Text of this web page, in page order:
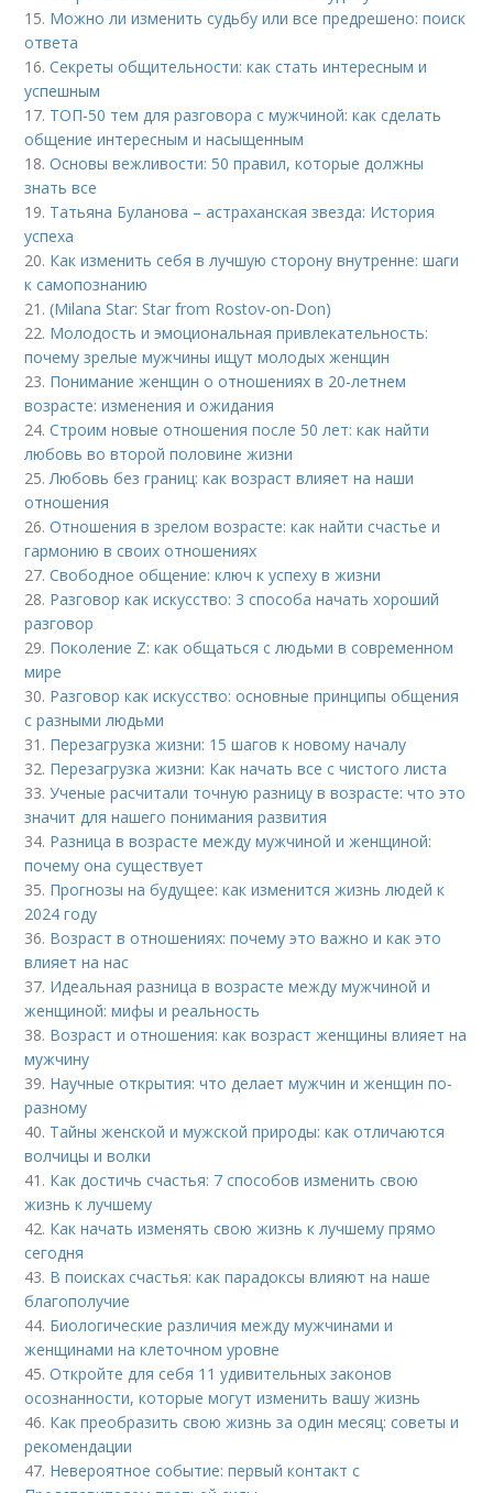
15. Можно ли изменить судьбу или все предрешено: поиск
ответа
16.Секреты общительности: как стать интересным и
успешным
17. ТОП-50 тем для разговора с мужчиной: как сделать
общение интересным и насыщенным
18.Основы вежливости: 50 правил, которые должны
знать все
19. Татьяна Буланова – астраханская звезда: История
успеха
20. Как изменить себя в лучшую сторону внутренне: шаги
к самопознанию
21.(Milana Star: Star from Rostov-on-Don)
22. Молодость и эмоциональная привлекательность:
почему зрелые мужчины ищут молодых женщин
23. Понимание женщин о отношениях в 20-летнем
возрасте: изменения и ожидания
24.Строим новые отношения после 50 лет: как найти
любовь во второй половине жизни
25.Любовь без границ: как возраст влияет на наши
отношения
26.Отношения в зрелом возрасте: как найти счастье и
гармонию в своих отношениях
27.Свободное общение: ключ к успеху в жизни
28. Разговор как искусство: 3 способа начать хороший
разговор
29. Поколение Z: как общаться с людьми в современном
мире
30. Разговор как искусство: основные принципы общения
с разными людьми
31. Перезагрузка жизни: 15 шагов к новому началу
32. Перезагрузка жизни: Как начать все с чистого листа
33.Ученые расчитали точную разницу в возрасте: что это
значит для нашего понимания развития
34. Разница в возрасте между мужчиной и женщиной:
почему она существует
35. Прогнозы на будущее: как изменится жизнь людей к
2024 году
36. Возраст в отношениях: почему это важно и как это
влияет на нас
37. Идеальная разница в возрасте между мужчиной и
женщиной: мифы и реальность
38. Возраст и отношения: как возраст женщины влияет на
мужчину
39. Научные открытия: что делает мужчин и женщин по-
разному
40. Тайны женской и мужской природы: как отличаются
волчицы и волки
41. Как достичь счастья: 7 способов изменить свою
жизнь к лучшему
42. Как начать изменять свою жизнь к лучшему прямо
сегодня
43. В поисках счастья: как парадоксы влияют на наше
благополучие
44. Биологические различия между мужчинами и
женщинами на клеточном уровне
45.Откройте для себя 11 удивительных законов
осознанности, которые могут изменить вашу жизнь
46. Как преобразить свою жизнь за один месяц: советы и
рекомендации
47. Невероятное событие: первый контакт с